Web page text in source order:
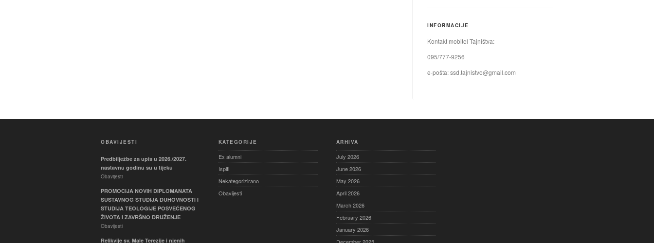
INFORMACIJE
Kontakt mobitel Tajništva:
095/777-9256
e-pošta:ssd.tajnistvo@gmail.com
OBAVIJESTI
Predbilježbe za upis u 2026./2027.
nastavnu godinu su u tijeku
Obavijesti
PROMOCIJA NOVIH DIPLOMANATA
SUSTAVNOG STUDIJA DUHOVNOSTI I
STUDIJA TEOLOGIJE POSVEĆENOG
ŽIVOTA I ZAVRŠNO DRUŽENJE
Obavijesti
Relikvije sv. Male Terezije i njenih
KATEGORIJE
Ex alumni
Ispiti
Nekategorizirano
Obavijesti
ARHIVA
July 2026
June 2026
May 2026
April 2026
March 2026
February 2026
January 2026